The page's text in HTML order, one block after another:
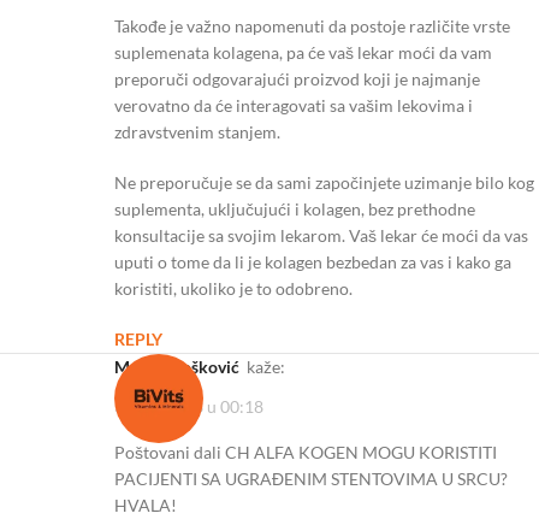
Takođe je važno napomenuti da postoje različite vrste
suplemenata kolagena, pa će vaš lekar moći da vam
preporuči odgovarajući proizvod koji je najmanje
verovatno da će interagovati sa vašim lekovima i
zdravstvenim stanjem.
Ne preporučuje se da sami započinjete uzimanje bilo kog
suplementa, uključujući i kolagen, bez prethodne
konsultacije sa svojim lekarom. Vaš lekar će moći da vas
uputi o tome da li je kolagen bezbedan za vas i kako ga
koristiti, ukoliko je to odobreno.
REPLY
Marica Bošković kaže:
30/09/2023 u 00:18
Poštovani dali CH ALFA KOGEN MOGU KORISTITI
PACIJENTI SA UGRAĐENIM STENTOVIMA U SRCU?
HVALA!